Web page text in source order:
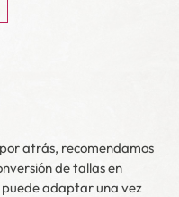
atrás, recomendamos
de tallas en
adaptar una vez